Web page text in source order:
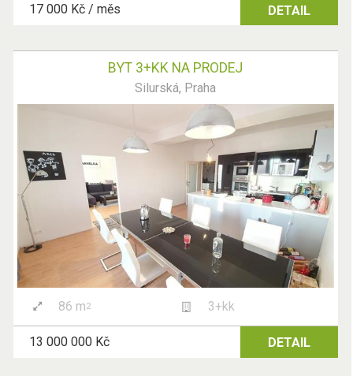
17 000 Kč / měs DETAIL
BYT 3+KK NA PRODEJ
Silurská, Praha
86 m2 3+kk
13 000 000 Kč DETAIL